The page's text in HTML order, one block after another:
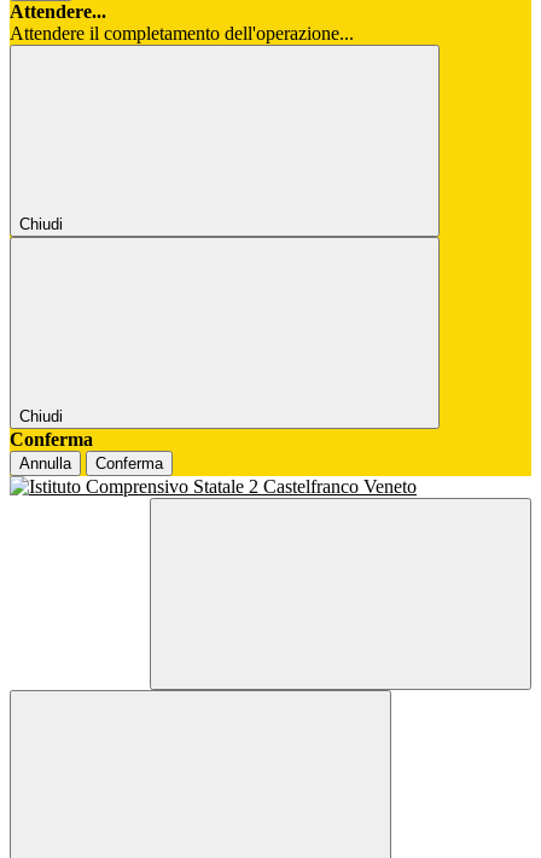
Attendere...
Attendere il completamento dell'operazione...
Chiudi
Chiudi
Conferma
Annulla Conferma